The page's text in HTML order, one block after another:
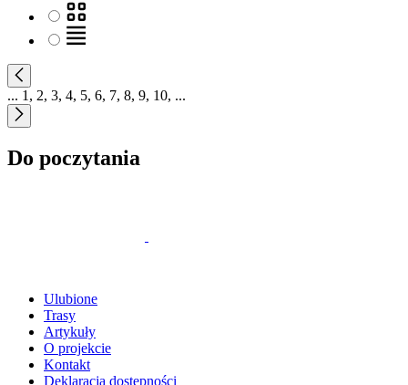
... 1 , 2, 3, 4, 5, 6, 7, 8, 9, 10, ...
Do poczytania
Ulubione
Trasy
Artykuły
O projekcie
Kontakt
Deklaracja dostępności